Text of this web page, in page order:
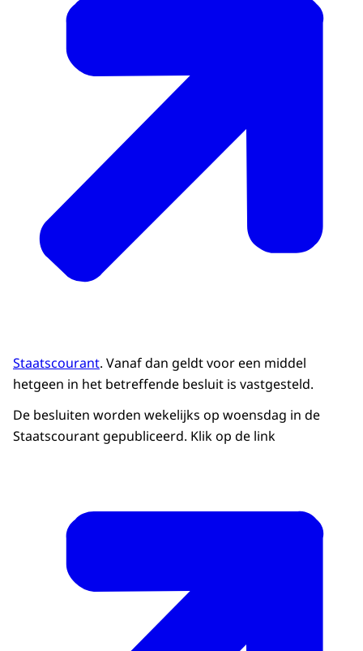
Staatscourant. Vanaf dan geldt voor een middel
hetgeen in het betreffende besluit is vastgesteld.
De besluiten worden wekelijks op woensdag in de
Staatscourant gepubliceerd. Klik op de link